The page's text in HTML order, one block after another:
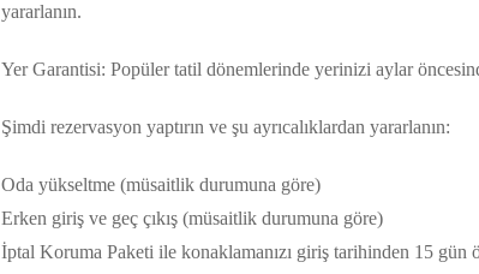
yararlanın.
Yer Garantisi: Popüler tatil dönemlerinde yerinizi aylar
Şimdi rezervasyon yaptırın ve şu ayrıcalıklardan yararlanın:
Oda yükseltme (müsaitlik durumuna göre)
Erken giriş ve geç çıkış (müsaitlik durumuna göre)
İptal Koruma Paketi ile konaklamanızı giriş tarihinden 15 gün